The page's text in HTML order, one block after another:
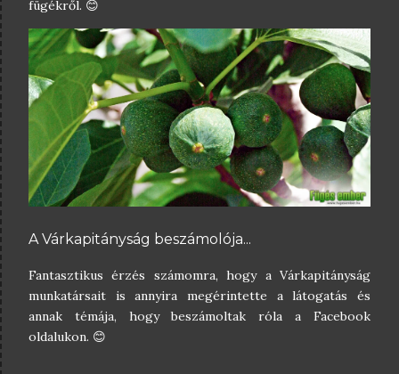
fügékről. 😊
A Várkapitányság beszámolója...
Fantasztikus érzés számomra, hogy a Várkapitányság
munkatársait is annyira megérintette a látogatás és
annak témája, hogy beszámoltak róla a Facebook
oldalukon. 😊